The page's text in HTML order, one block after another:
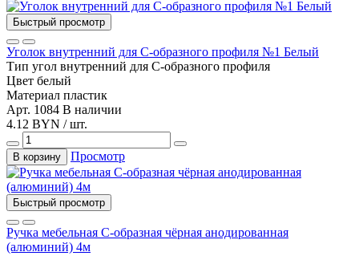
Быстрый просмотр
Уголок внутренний для С-образного профиля №1 Белый
Тип угол внутренний для С-образного профиля
Цвет белый
Материал пластик
Арт. 1084 В наличии
4.12 BYN / шт.
В корзину Просмотр
Быстрый просмотр
Ручка мебельная C-образная чёрная анодированная
(алюминий) 4м